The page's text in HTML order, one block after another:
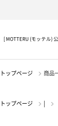
[ MOTTERU (モッテル)
トップページ 商品
トップページ